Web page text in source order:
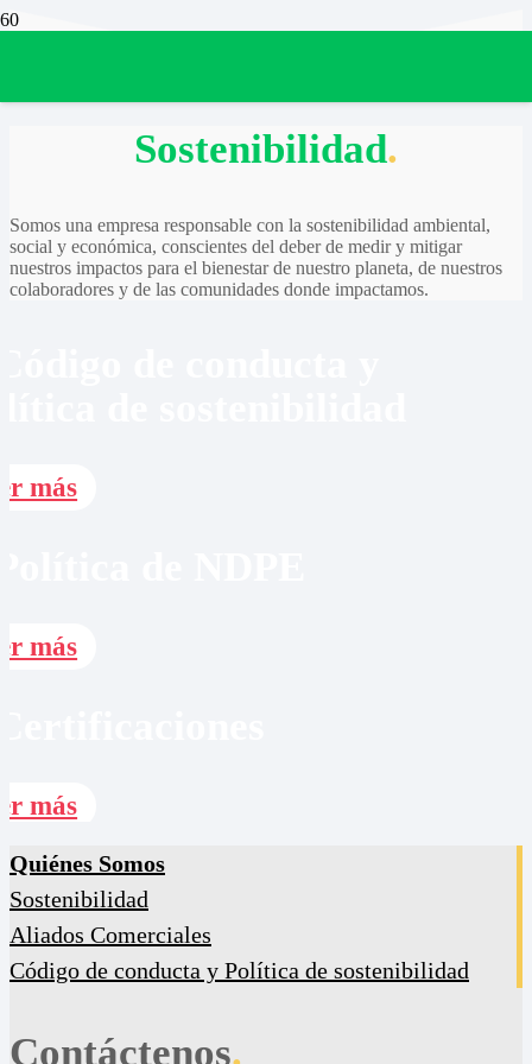
Sostenibilidad.
Somos una empresa responsable con la sostenibilidad ambiental,
social y económica, conscientes del deber de medir y mitigar
nuestros impactos para el bienestar de nuestro planeta, de nuestros
colaboradores y de las comunidades donde impactamos.
más
más
más
Quiénes Somos
Sostenibilidad
Aliados Comerciales
Código de conducta y Política de sostenibilidad
Contáctenos.